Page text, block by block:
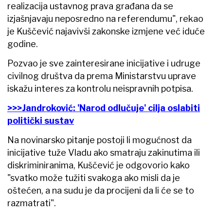
realizacija ustavnog prava građana da se
izjašnjavaju neposredno na referendumu", rekao
je Kuščević najavivši zakonske izmjene već iduće
godine.
Pozvao je sve zainteresirane inicijative i udruge
civilnog društva da prema Ministarstvu uprave
iskažu interes za kontrolu neispravnih potpisa.
>>>Jandroković: 'Narod odlučuje' cilja oslabiti
politički sustav
Na novinarsko pitanje postoji li mogućnost da
inicijative tuže Vladu ako smatraju zakinutima ili
diskriminiranima, Kuščević je odgovorio kako
"svatko može tužiti svakoga ako misli da je
oštećen, a na sudu je da procijeni da li će se to
razmatrati".